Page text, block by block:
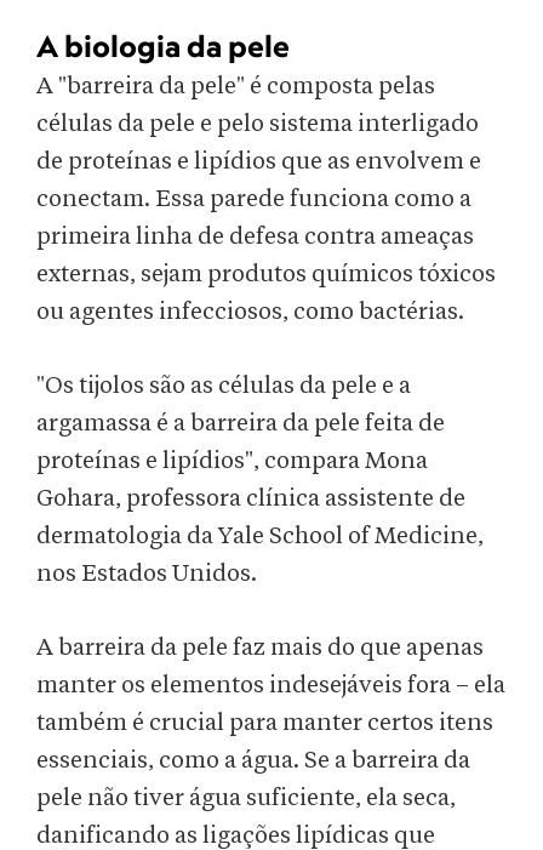
A biologia da pele
A "barreira da pele" é composta pelas
células da pele e pelo sistema interligado
de proteínas e lipídios que as envolvem e
conectam. Essa parede funciona como a
primeira linha de defesa contra ameaças
externas, sejam produtos químicos tóxicos
ou agentes infecciosos, como bactérias.
"Os tijolos são as células da pele e a
argamassa é a barreira da pele feita de
proteínas e lipídios", compara Mona
Gohara, professora clínica assistente de
dermatologia da Yale School of Medicine,
nos Estados Unidos.
A barreira da pele faz mais do que apenas
manter os elementos indesejáveis fora – ela
também é crucial para manter certos itens
essenciais, como a água. Se a barreira da
pele não tiver água suficiente, ela seca,
danificando as ligações lipídicas que